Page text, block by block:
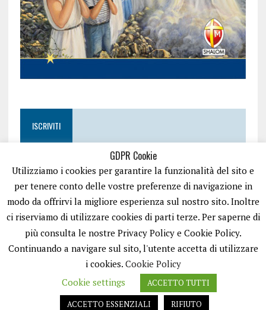
ISCRIVITI
EASYNEWS24 È UN PORTALE GESTITO DA FRANCESCO TV - PARTITA IVA
08792490727 - TESTATA GIORNALISTICA REGISTRATA PRESSO IL TRIBUNALE
GDPR Cookie
Utilizziamo i cookies per garantire la funzionalità del sito e
per tenere conto delle vostre preferenze di navigazione in
modo da offrirvi la migliore esperienza sul nostro sito. Inoltre
ci riserviamo di utilizzare cookies di parti terze. Per saperne di
più consulta le nostre Privacy Policy e Cookie Policy.
Continuando a navigare sul sito, l'utente accetta di utilizzare
i cookies. Cookie Policy
Cookie settings
ACCETTO TUTTI
ACCETTO ESSENZIALI
RIFIUTO